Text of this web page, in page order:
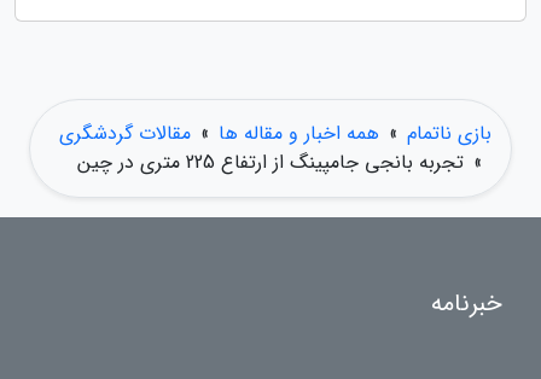
بازی ناتمام » همه اخبار و مقاله ها » مقالات گردشگری
» تجربه بانجی جامپینگ از ارتفاع 225 متری در چین
خبرنامه